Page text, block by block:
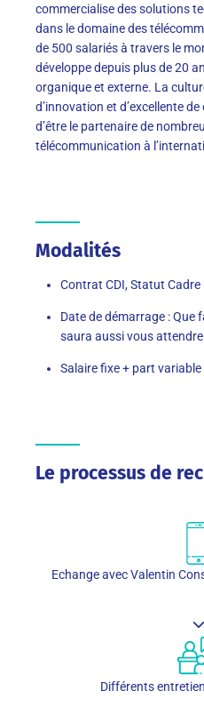
commercialise des solutions
dans le domaine des
de 500 salariés à travers le
développe depuis plus de 20
organique et externe. La
d’innovation et d’excellente
d’être le partenaire de
télécommunication à
Modalités
Contrat CDI, Statut Cadre
Date de démarrage : Que
saura aussi vous attendre
Salaire fixe + part variable
Le processus de
Echange avec Valentin
Différents